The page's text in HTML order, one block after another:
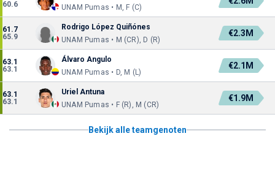
60.6
UNAM Pumas • M, F (C)
61.7
65.9
Rodrigo López Quiñónes
UNAM Pumas • M (CR), D (R)
€2.3M
63.1
63.1
Álvaro Angulo
UNAM Pumas • D, M (L)
€2.1M
63.1
63.1
Uriel Antuna
UNAM Pumas • F (R), M (CR)
€1.9M
Bekijk alle teamgenoten